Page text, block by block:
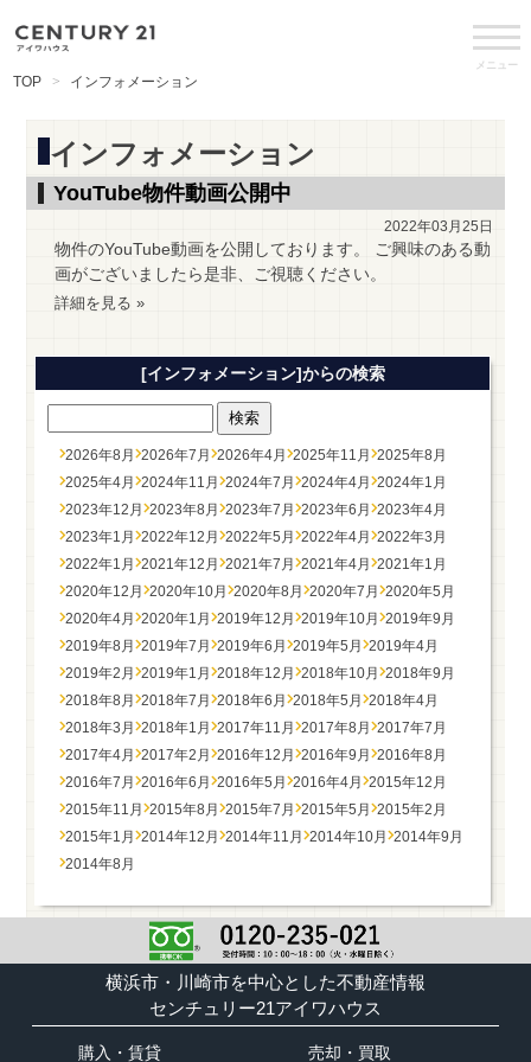
メニュー
TOP インフォメーション
インフォメーション
YouTube物件動画公開中
2022年03月25日
物件のYouTube動画を公開しております。 ご興味のある動
画がございましたら是非、ご視聴ください。
詳細を見る »
[インフォメーション]からの検索
2026年8月 2026年7月 2026年4月 2025年11月 2025年8月
2025年4月 2024年11月 2024年7月 2024年4月 2024年1月
2023年12月 2023年8月 2023年7月 2023年6月 2023年4月
2023年1月 2022年12月 2022年5月 2022年4月 2022年3月
2022年1月 2021年12月 2021年7月 2021年4月 2021年1月
2020年12月 2020年10月 2020年8月 2020年7月 2020年5月
2020年4月 2020年1月 2019年12月 2019年10月 2019年9月
2019年8月 2019年7月 2019年6月 2019年5月 2019年4月
2019年2月 2019年1月 2018年12月 2018年10月 2018年9月
2018年8月 2018年7月 2018年6月 2018年5月 2018年4月
2018年3月 2018年1月 2017年11月 2017年8月 2017年7月
2017年4月 2017年2月 2016年12月 2016年9月 2016年8月
2016年7月 2016年6月 2016年5月 2016年4月 2015年12月
2015年11月 2015年8月 2015年7月 2015年5月 2015年2月
2015年1月 2014年12月 2014年11月 2014年10月 2014年9月
2014年8月
横浜市・川崎市を中心とした不動産情報
センチュリー21アイワハウス
購入・賃貸 売却・買取